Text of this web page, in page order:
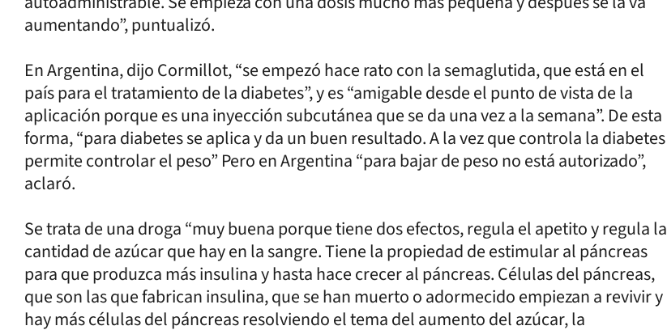
aumentando”, puntualizó.
En Argentina, dijo Cormillot, “se empezó hace rato con la semaglutida, que está en el
país para el tratamiento de la diabetes”, y es “amigable desde el punto de vista de la
aplicación porque es una inyección subcutánea que se da una vez a la semana”. De esta
forma, “para diabetes se aplica y da un buen resultado. A la vez que controla la diabetes
permite controlar el peso” Pero en Argentina “para bajar de peso no está autorizado”,
aclaró.
Se trata de una droga “muy buena porque tiene dos efectos, regula el apetito y regula la
cantidad de azúcar que hay en la sangre. Tiene la propiedad de estimular al páncreas
para que produzca más insulina y hasta hace crecer al páncreas. Células del páncreas,
que son las que fabrican insulina, que se han muerto o adormecido empiezan a revivir y
hay más células del páncreas resolviendo el tema del aumento del azúcar, la